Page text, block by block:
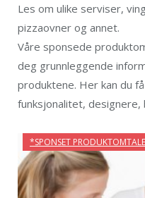
Les om ulike serviser,
pizzaovner og annet.
Våre sponsede
deg grunnleggende
produktene. Her kan du
funksjonalitet,
*SPONSET